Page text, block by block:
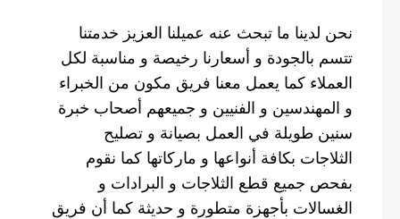
نحن لدينا ما تبحث عنه عميلنا العزيز خدمتنا
تتسم بالجودة و أسعارنا رخيصة و مناسبة لكل
العملاء كما يعمل معنا فريق مكون من الخبراء
و المهندسين و الفنيين و جميعهم أصحاب خبرة
سنين طويلة في العمل بصيانة و تصليح
الثلاجات بكافة أنواعها و ماركاتها كما نقوم
بفحص جميع قطع الثلاجات و البرادات و
الغسالات بأجهزة متطورة و حديثة كما أن فريق